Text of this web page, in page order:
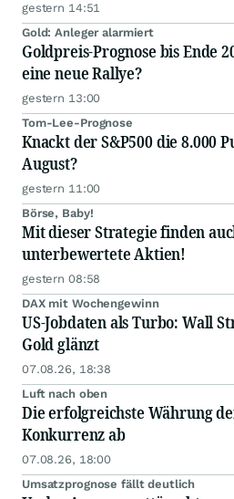
gestern 14:51
Gold: Anleger alarmiert
Goldpreis-Prognose bis Ende
eine neue Rallye?
gestern 13:00
Tom-Lee-Prognose
Knackt der S&P500 die 8.000
August?
gestern 11:00
Börse, Baby!
Mit dieser Strategie finden
unterbewertete Aktien!
gestern 08:58
DAX mit Wochengewinn
US-Jobdaten als Turbo: Wall
Gold glänzt
07.08.26, 18:38
Luft nach oben
Die erfolgreichste Währung
Konkurrenz ab
07.08.26, 18:00
Umsatzprognose fällt deutlich